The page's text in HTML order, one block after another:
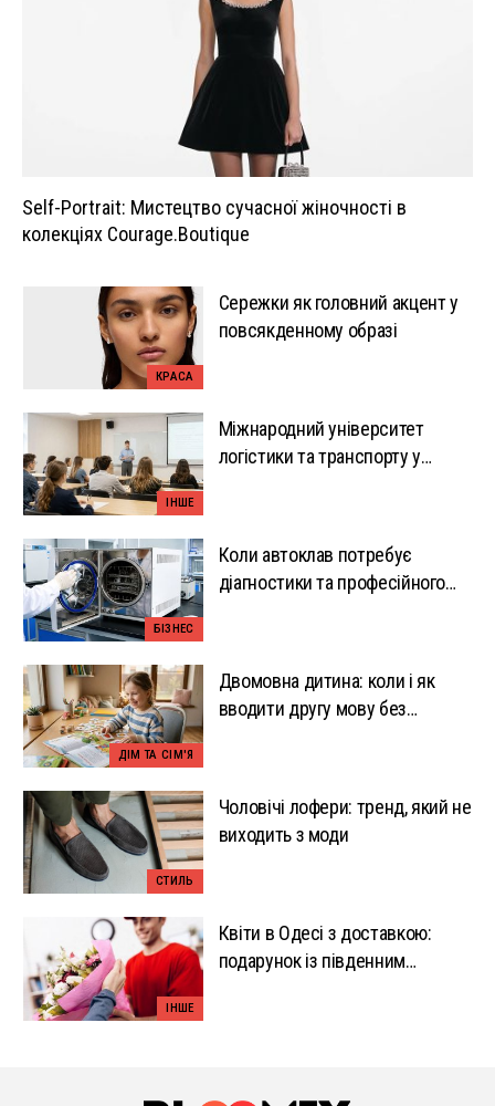
Self-Portrait: Мистецтво сучасної жіночності в
колекціях Courage.Boutique
КРАСА
Сережки як головний акцент у
повсякденному образі
ІНШЕ
Міжнародний університет
логістики та транспорту у
БІЗНЕС
Коли автоклав потребує
діагностики та професійного
ДІМ ТА СІМ'Я
Двомовна дитина: коли і як
вводити другу мову без
СТИЛЬ
Чоловічі лофери: тренд, який не
виходить з моди
ІНШЕ
Квіти в Одесі з доставкою:
подарунок із південним